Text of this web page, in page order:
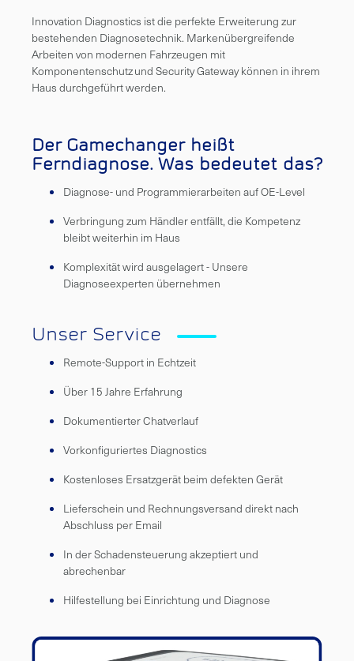
Innovation Diagnostics ist die perfekte Erweiterung zur
bestehenden Diagnosetechnik. Markenübergreifende
Arbeiten von modernen Fahrzeugen mit
Komponentenschutz und Security Gateway können in ihrem
Haus durchgeführt werden.
Der Gamechanger heißt
Ferndiagnose. Was bedeutet das?
Diagnose- und Programmierarbeiten auf OE-Level
Verbringung zum Händler entfällt, die Kompetenz
bleibt weiterhin im Haus
Komplexität wird ausgelagert - Unsere
Diagnoseexperten übernehmen
Unser Service
Remote-Support in Echtzeit
Über 15 Jahre Erfahrung
Dokumentierter Chatverlauf
Vorkonfiguriertes Diagnostics
Kostenloses Ersatzgerät beim defekten Gerät
Lieferschein und Rechnungsversand direkt nach
Abschluss per Email
In der Schadensteuerung akzeptiert und
abrechenbar
Hilfestellung bei Einrichtung und Diagnose